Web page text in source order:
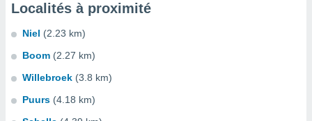
Localités à proximité
Niel (2.23 km)
Boom (2.27 km)
Willebroek (3.8 km)
Puurs (4.18 km)